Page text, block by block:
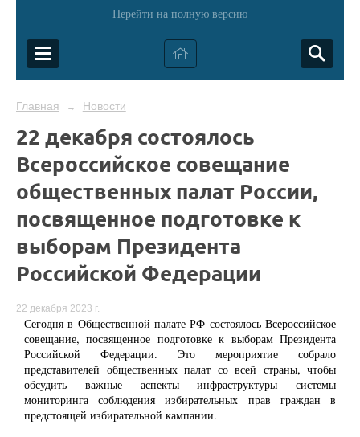
Перейти на полную версию
Главная → Новости
22 декабря состоялось
Всероссийское совещание
общественных палат России,
посвященное подготовке к
выборам Президента
Российской Федерации
22 декабря 2023 г.
Сегодня в Общественной палате РФ состоялось Всероссийское
совещание, посвященное подготовке к выборам Президента
Российской Федерации. Это мероприятие собрало
представителей общественных палат со всей страны, чтобы
обсудить важные аспекты инфраструктуры системы
мониторинга соблюдения избирательных прав граждан в
предстоящей избирательной кампании.